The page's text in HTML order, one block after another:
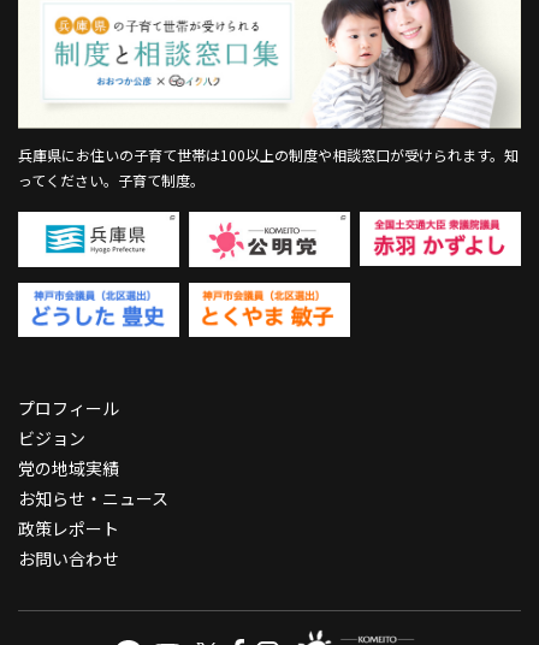
プロフィール
ビジョン
党の地域実績
お知らせ・ニュース
政策レポート
お問い合わせ
兵庫県にお住いの子育て世帯は100以上の制度や相談窓口が受けられます。 知
ってください。子育て制度。